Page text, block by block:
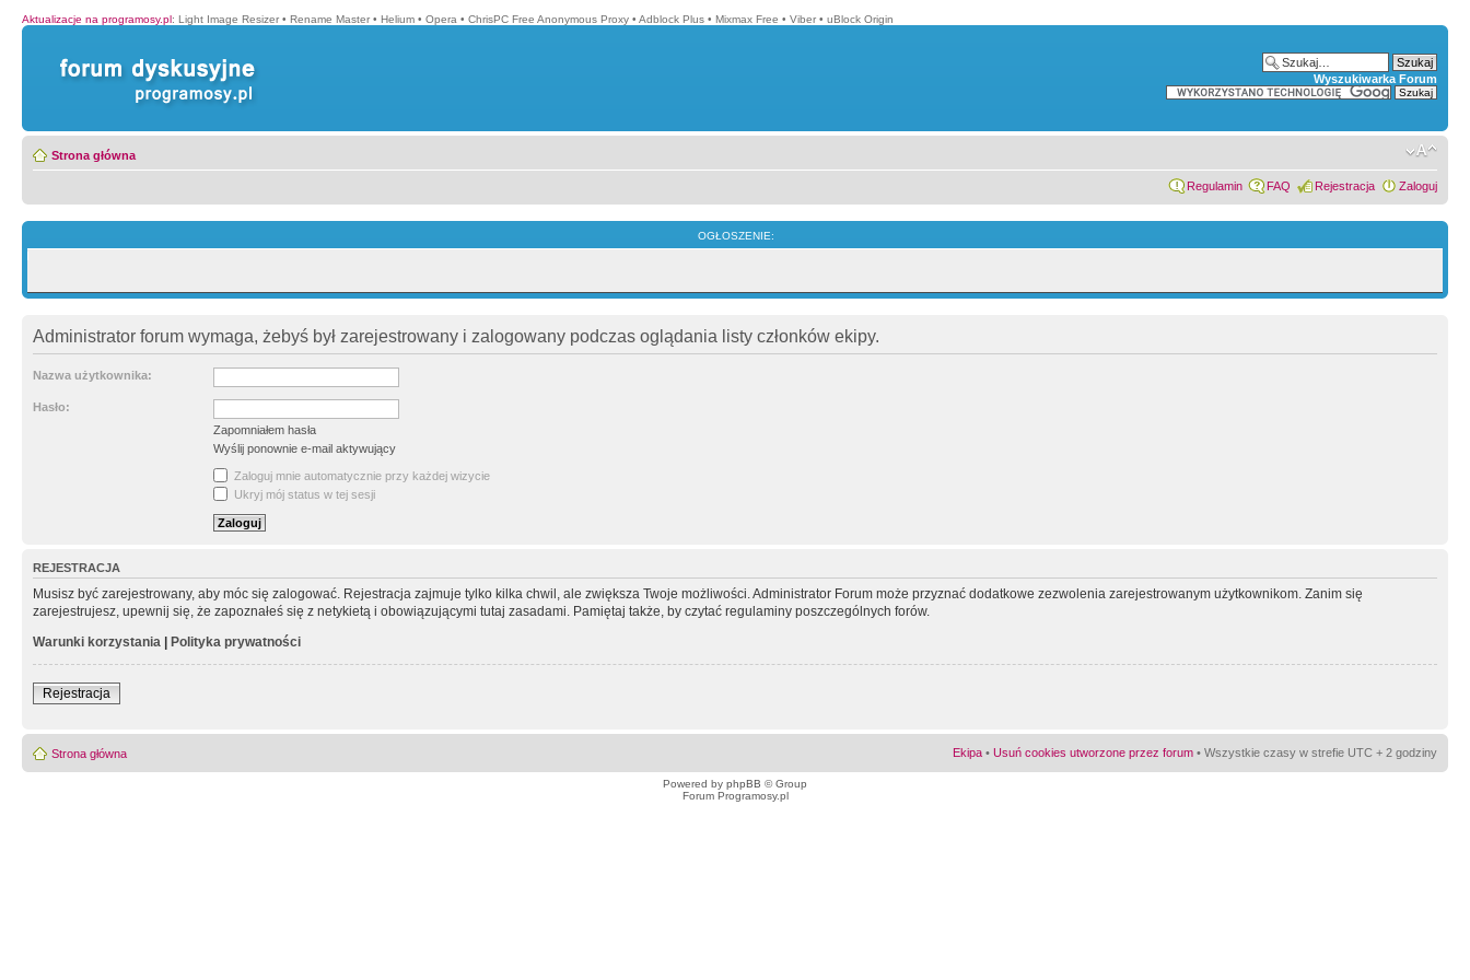
Aktualizacje na programosy.pl: Light Image Resizer • Rename Master • Helium • Opera • ChrisPC Free Anonymous Proxy • Adblock Plus • Mixmax Free • Viber • uBlock Origin
Wyszukiwarka Forum
Strona główna
Regulamin FAQ Rejestracja Zaloguj
OGŁOSZENIE:
Administrator forum wymaga, żebyś był zarejestrowany i zalogowany podczas oglądania listy członków ekipy.
Nazwa użytkownika:
Hasło:
Zapomniałem hasła
Wyślij ponownie e-mail aktywujący
Zaloguj mnie automatycznie przy każdej wizycie
Ukryj mój status w tej sesji
REJESTRACJA
Musisz być zarejestrowany, aby móc się zalogować. Rejestracja zajmuje tylko kilka chwil, ale zwiększa Twoje możliwości. Administrator Forum może przyznać dodatkowe zezwolenia zarejestrowanym użytkownikom. Zanim się
zarejestrujesz, upewnij się, że zapoznałeś się z netykietą i obowiązującymi tutaj zasadami. Pamiętaj także, by czytać regulaminy poszczególnych forów.
Warunki korzystania | Polityka prywatności
Rejestracja
Strona główna Ekipa • Usuń cookies utworzone przez forum • Wszystkie czasy w strefie UTC + 2 godziny
Powered by phpBB © Group
Forum Programosy.pl